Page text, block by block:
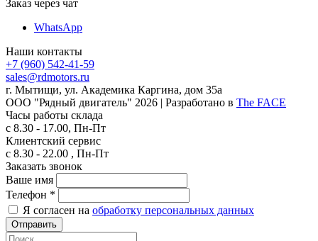
Заказ через чат
WhatsApp
Наши контакты
+7 (960) 542-41-59
sales@rdmotors.ru
г. Мытищи, ул. Академика Каргина, дом 35а
ООО "Рядный двигатель" 2026 | Разработано в The FACE
Часы работы склада
с 8.30 - 17.00, Пн-Пт
Клиентский сервис
с 8.30 - 22.00 , Пн-Пт
Заказать звонок
Ваше имя
Телефон *
Я согласен на обработку персональных данных